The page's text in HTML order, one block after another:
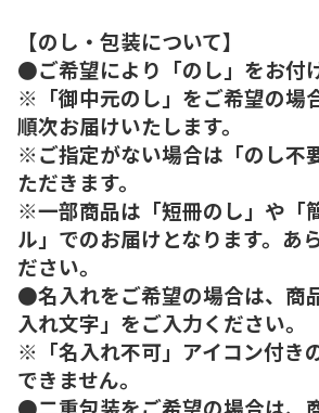
【のし・包装について】
●ご希望により「のし」をお付
※「御中元のし」をご希望の場
順次お届けいたします。
※ご指定がない場合は「のし不
ただきます。
※一部商品は「短冊のし」や「
ル」でのお届けとなります。あ
ださい。
●名入れをご希望の場合は、商
入れ文字」をご入力ください。
※「名入れ不可」アイコン付き
できません。
●二重包装をご希望の場合は、